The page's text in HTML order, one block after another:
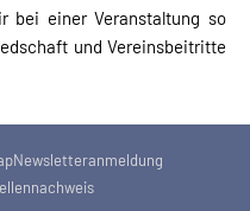
bei einer Veranstaltung so
und Vereinsbeitritte
Newsletteranmeldung